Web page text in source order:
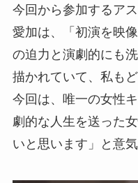
今回から参加するア
愛加は、「初演を映
の迫力と演劇的にも
描かれていて、私も
今回は、唯一の女性
劇的な人生を送った
いと思います」と意気